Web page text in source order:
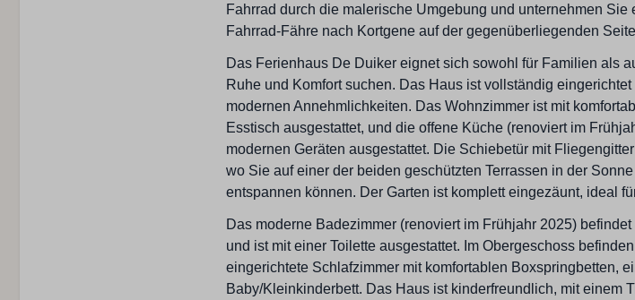
Fahrrad durch die malerische Umgebung und unternehmen Sie
Fahrrad-Fähre nach Kortgene auf der gegenüberliegenden
Das Ferienhaus De Duiker eignet sich sowohl für Familien als
Ruhe und Komfort suchen. Das Haus ist vollständig
modernen Annehmlichkeiten. Das Wohnzimmer ist mit
Esstisch ausgestattet, und die offene Küche (renoviert im
modernen Geräten ausgestattet. Die Schiebetür mit
wo Sie auf einer der beiden geschützten Terrassen in der
entspannen können. Der Garten ist komplett eingezäunt, ideal
Das moderne Badezimmer (renoviert im Frühjahr 2025)
und ist mit einer Toilette ausgestattet. Im Obergeschoss
eingerichtete Schlafzimmer mit komfortablen Boxspringbetten,
Baby/Kleinkinderbett. Das Haus ist kinderfreundlich, mit einem